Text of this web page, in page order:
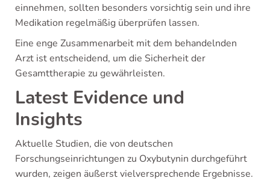
einnehmen, sollten besonders vorsichtig sein und ihre
Medikation regelmäßig überprüfen lassen.
Eine enge Zusammenarbeit mit dem behandelnden
Arzt ist entscheidend, um die Sicherheit der
Gesamttherapie zu gewährleisten.
Latest Evidence und
Insights
Aktuelle Studien, die von deutschen
Forschungseinrichtungen zu Oxybutynin durchgeführt
wurden, zeigen äußerst vielversprechende Ergebnisse.